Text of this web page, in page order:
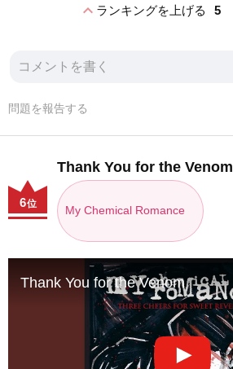
expand_lessランキングを上げる 5
問題を報告する
Thank You for the Venom
My Chemical Romance
6位
Thank You for the Venom